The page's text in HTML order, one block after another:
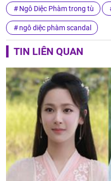
Ngô Diệc Phàm trong tù
ngô diệc phàm scandal
TIN LIÊN QUAN